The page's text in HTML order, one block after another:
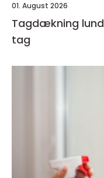
01. August 2026
Tagdækning lund sådan får du et holdbart
tag